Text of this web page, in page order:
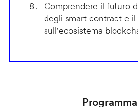
Comprendere il futuro
degli smart contract e
sull'ecosistema
Programma